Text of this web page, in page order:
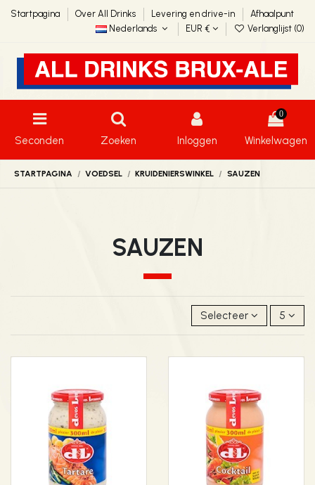
Startpagina Over All Drinks Levering en drive-in
Afhaalpunt
Nederlands
EUR € Verlanglijst (0)
Seconden Zoeken Inloggen
0
Winkelwagen
STARTPAGINA VOEDSEL KRUIDENIERSWINKEL SAUZEN
SAUZEN
Selecteer 5